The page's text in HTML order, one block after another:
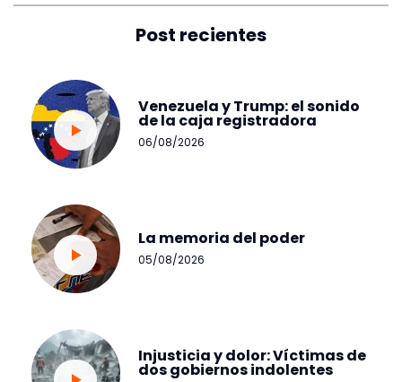
Post recientes
Venezuela y Trump: el sonido
de la caja registradora
06/08/2026
La memoria del poder
05/08/2026
Injusticia y dolor: Víctimas de
dos gobiernos indolentes